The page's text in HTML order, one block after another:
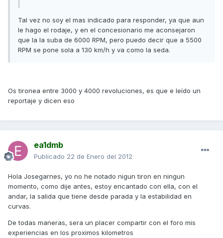
Tal vez no soy el mas indicado para responder, ya que aun
le hago el rodaje, y en el concesionario me aconsejaron
que la la suba de 6000 RPM, pero puedo decir que a 5500
RPM se pone sola a 130 km/h y va como la seda.
Os tironea entre 3000 y 4000 revoluciones, es que e leído un
reportaje y dicen eso
ea1dmb
Publicado 22 de Enero del 2012
Hola Josegarnes, yo no he notado nigun tiron en ningun
momento, como dije antes, estoy encantado con ella, con el
andar, la salida que tiene desde parada y la estabilidad en
curvas.
De todas maneras, sera un placer compartir con el foro mis
experiencias en los proximos kilometros